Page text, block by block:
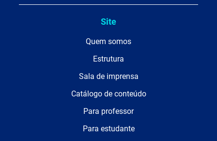
Site
Quem somos
Estrutura
Sala de imprensa
Catálogo de conteúdo
Para professor
Para estudante